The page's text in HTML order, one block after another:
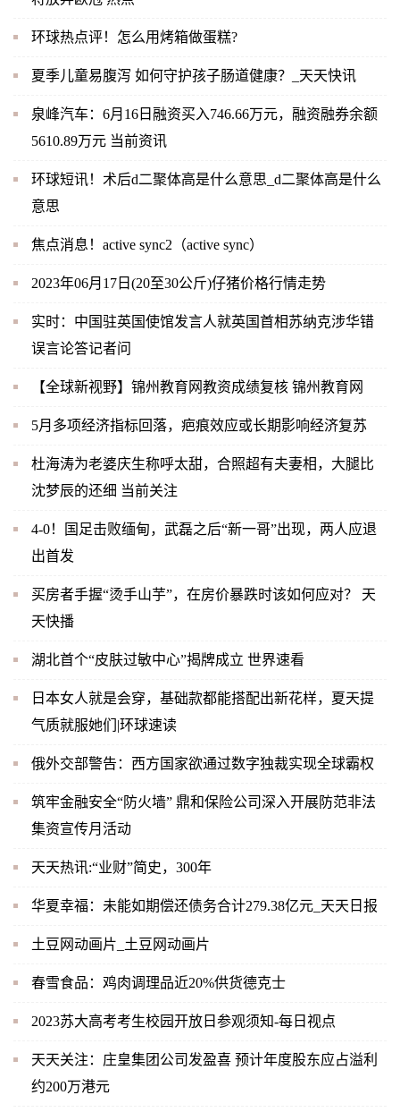
环球热点评！怎么用烤箱做蛋糕?
夏季儿童易腹泻 如何守护孩子肠道健康？_天天快讯
泉峰汽车：6月16日融资买入746.66万元，融资融券余额
5610.89万元 当前资讯
环球短讯！术后d二聚体高是什么意思_d二聚体高是什么
意思
焦点消息！active sync2（active sync）
2023年06月17日(20至30公斤)仔猪价格行情走势
实时：中国驻英国使馆发言人就英国首相苏纳克涉华错
误言论答记者问
【全球新视野】锦州教育网教资成绩复核 锦州教育网
5月多项经济指标回落，疤痕效应或长期影响经济复苏
杜海涛为老婆庆生称呼太甜，合照超有夫妻相，大腿比
沈梦辰的还细 当前关注
4-0！国足击败缅甸，武磊之后“新一哥”出现，两人应退
出首发
买房者手握“烫手山芋”，在房价暴跌时该如何应对？ 天
天快播
湖北首个“皮肤过敏中心”揭牌成立 世界速看
日本女人就是会穿，基础款都能搭配出新花样，夏天提
气质就服她们|环球速读
俄外交部警告：西方国家欲通过数字独裁实现全球霸权
筑牢金融安全“防火墙” 鼎和保险公司深入开展防范非法
集资宣传月活动
天天热讯:“业财”简史，300年
华夏幸福：未能如期偿还债务合计279.38亿元_天天日报
土豆网动画片_土豆网动画片
春雪食品：鸡肉调理品近20%供货德克士
2023苏大高考考生校园开放日参观须知-每日视点
天天关注：庄皇集团公司发盈喜 预计年度股东应占溢利
约200万港元